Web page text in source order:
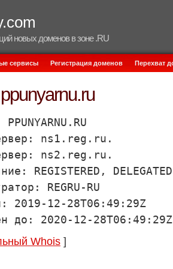
новых доменов в зоне .RU
сервисы Регистрация доменов Перехват
ns1.reg.ru.
ns2.reg.ru.
REGISTERED,
REGRU-RU
2019-12-28T06:49:29Z
до: 2020-12-28T06:49:29Z
Whois ]